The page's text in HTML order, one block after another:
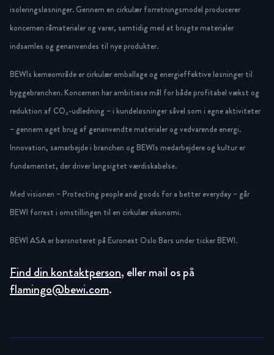
isoleringsløsninger. Gennem en cirkulær forretningsmodel producerer
koncernen råmaterialer og varer, samtidig med at brugte materialer
indsamles og genanvendes til nye produkter.
BEWIs kerneområde er cirkulær emballage og energieffektive løsninger til
byggebranchen. Koncernen har ambitiøse mål for både profitabel vækst og
reduktion af CO₂-udledning – i kundeløsninger såvel som i egne aktiviteter
– gennem øget brug af genanvendte materialer og vedvarende energi.
Innovation, samarbejde i branchen og BEWIs medarbejdere og kultur er
fundamentet, der driver langsigtet værdiskabelse.
Med visionen – Protecting people and goods for a better everyday – går
BEWI forrest i omstillingen til en cirkulær økonomi.
BEWI ASA er børsnoteret på Euronext Oslo Børs under ticker BEWI.
Find din kontaktperson, eller mail os på
flamingo@bewi.com.